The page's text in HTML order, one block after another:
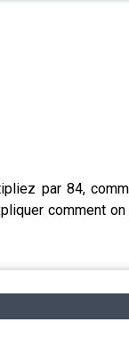
par 84,
comment